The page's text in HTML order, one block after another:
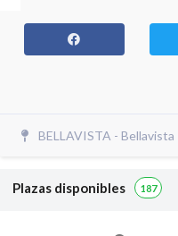
BELLAVISTA - Bellavista
Plazas disponibles 187